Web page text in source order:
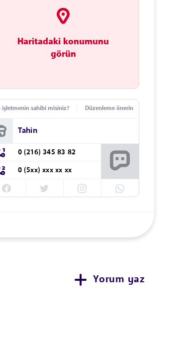
Haritadaki konumunu
görün
Bu işletmenin sahibi misiniz? Düzenleme önerin
Tahin
0 (216) 345 83 82
0 (5xx) xxx xx xx
Yorum yaz